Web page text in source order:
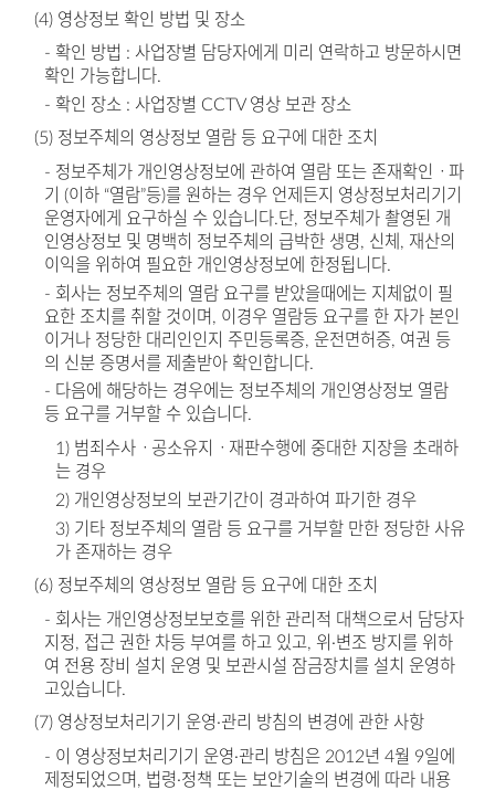
(4) 영상정보 확인 방법 및 장소
- 확인 방법 : 사업장별 담당자에게 미리 연락하고 방문하시면
확인 가능합니다.
- 확인 장소 : 사업장별 CCTV 영상 보관 장소
(5) 정보주체의 영상정보 열람 등 요구에 대한 조치
- 정보주체가 개인영상정보에 관하여 열람 또는 존재확인ㆍ파
기 (이하 “열람”등)를 원하는 경우 언제든지 영상정보처리기기
운영자에게 요구하실 수 있습니다.단, 정보주체가 촬영된 개
인영상정보 및 명백히 정보주체의 급박한 생명, 신체, 재산의
이익을 위하여 필요한 개인영상정보에 한정됩니다.
- 회사는 정보주체의 열람 요구를 받았을때에는 지체없이 필
요한 조치를 취할 것이며, 이경우 열람등 요구를 한 자가 본인
이거나 정당한 대리인인지 주민등록증, 운전면허증, 여권 등
의 신분 증명서를 제출받아 확인합니다.
- 다음에 해당하는 경우에는 정보주체의 개인영상정보 열람
등 요구를 거부할 수 있습니다.
1) 범죄수사ㆍ공소유지ㆍ재판수행에 중대한 지장을 초래하
는 경우
2) 개인영상정보의 보관기간이 경과하여 파기한 경우
3) 기타 정보주체의 열람 등 요구를 거부할 만한 정당한 사유
가 존재하는 경우
(6) 정보주체의 영상정보 열람 등 요구에 대한 조치
- 회사는 개인영상정보보호를 위한 관리적 대책으로서 담당자
지정, 접근 권한 차등 부여를 하고 있고, 위·변조 방지를 위하
여 전용 장비 설치 운영 및 보관시설 잠금장치를 설치 운영하
고있습니다.
(7) 영상정보처리기기 운영·관리 방침의 변경에 관한 사항
- 이 영상정보처리기기 운영·관리 방침은 2012년 4월 9일에
제정되었으며, 법령·정책 또는 보안기술의 변경에 따라 내용